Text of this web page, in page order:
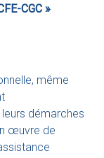
CGC »
même
démarches
œuvre de